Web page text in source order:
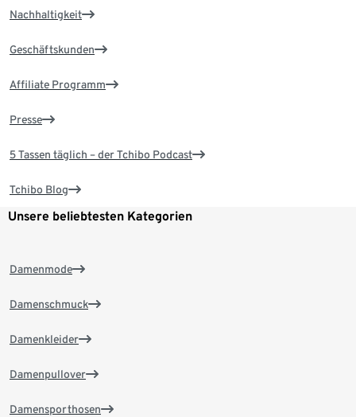
Nachhaltigkeit
Geschäftskunden
Affiliate Programm
Presse
5 Tassen täglich – der Tchibo Podcast
Tchibo Blog
Unsere beliebtesten Kategorien
Damenmode
Damenschmuck
Damenkleider
Damenpullover
Damensporthosen